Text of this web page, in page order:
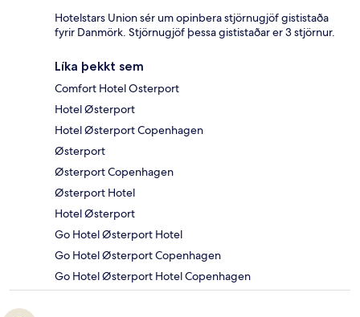
Hotelstars Union sér um opinbera stjörnugjöf gististaða
fyrir Danmörk. Stjörnugjöf þessa gististaðar er 3 stjörnur.
Líka þekkt sem
Comfort Hotel Osterport
Hotel Østerport
Hotel Østerport Copenhagen
Østerport
Østerport Copenhagen
Østerport Hotel
Hotel Østerport
Go Hotel Østerport Hotel
Go Hotel Østerport Copenhagen
Go Hotel Østerport Hotel Copenhagen